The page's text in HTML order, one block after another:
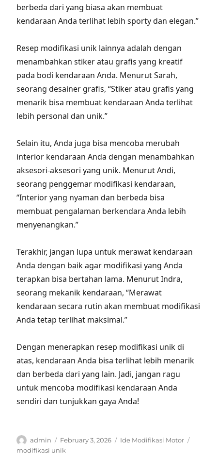
berbeda dari yang biasa akan membuat
kendaraan Anda terlihat lebih sporty dan elegan.”
Resep modifikasi unik lainnya adalah dengan
menambahkan stiker atau grafis yang kreatif
pada bodi kendaraan Anda. Menurut Sarah,
seorang desainer grafis, “Stiker atau grafis yang
menarik bisa membuat kendaraan Anda terlihat
lebih personal dan unik.”
Selain itu, Anda juga bisa mencoba merubah
interior kendaraan Anda dengan menambahkan
aksesori-aksesori yang unik. Menurut Andi,
seorang penggemar modifikasi kendaraan,
“Interior yang nyaman dan berbeda bisa
membuat pengalaman berkendara Anda lebih
menyenangkan.”
Terakhir, jangan lupa untuk merawat kendaraan
Anda dengan baik agar modifikasi yang Anda
terapkan bisa bertahan lama. Menurut Indra,
seorang mekanik kendaraan, “Merawat
kendaraan secara rutin akan membuat modifikasi
Anda tetap terlihat maksimal.”
Dengan menerapkan resep modifikasi unik di
atas, kendaraan Anda bisa terlihat lebih menarik
dan berbeda dari yang lain. Jadi, jangan ragu
untuk mencoba modifikasi kendaraan Anda
sendiri dan tunjukkan gaya Anda!
Author
admin
Posted
on
February 3, 2026 Categories
Ide Modifikasi Motor
modifikasi unik